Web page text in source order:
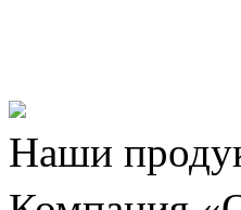
Наши